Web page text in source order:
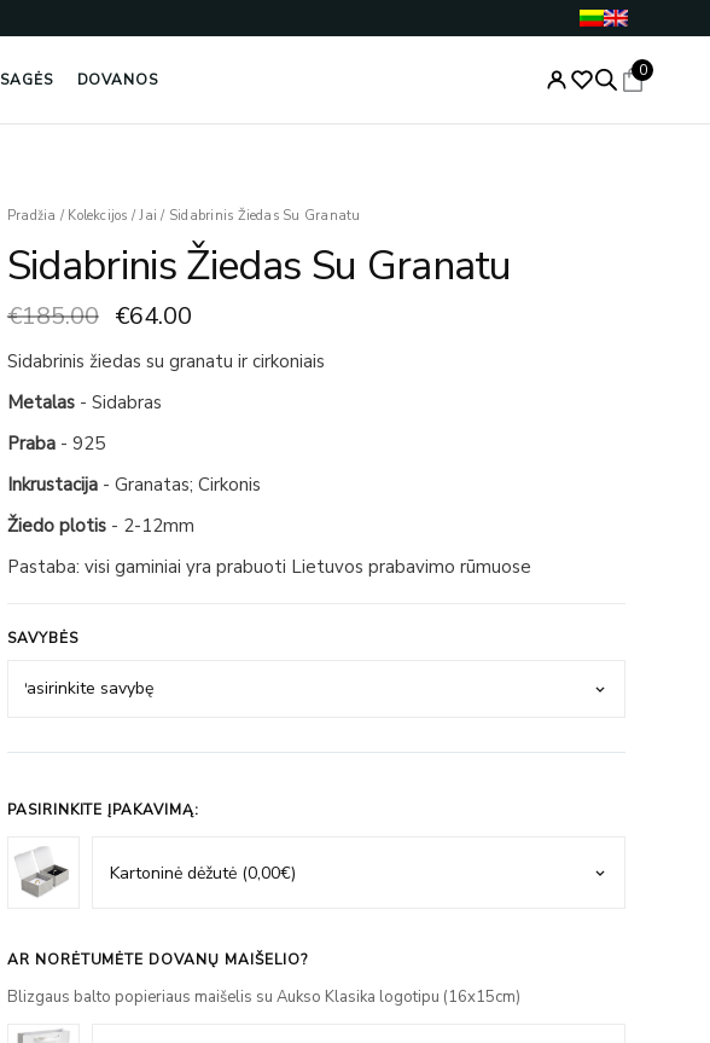
SAGĖS DOVANOS 0
Pradžia / Kolekcijos / Jai /Sidabrinis Žiedas Su Granatu
Sidabrinis Žiedas Su Granatu
€185.00
Original
was:
€64.00
Current
price
is:
Sidabrinis žiedas su granatu ir cirkoniais
Metalas- Sidabras
Praba- 925
Inkrustacija- Granatas; Cirkonis
Žiedo plotis- 2-12mm
Pastaba: visi gaminiai yra prabuoti Lietuvos prabavimo rūmuose
SAVYBĖS
PASIRINKITE ĮPAKAVIMĄ:
AR NORĖTUMĖTE DOVANŲ MAIŠELIO?
Blizgaus balto popieriaus maišelis su Aukso Klasika logotipu (16x15cm)
produkto
Sidabrinis
Su
Granatu